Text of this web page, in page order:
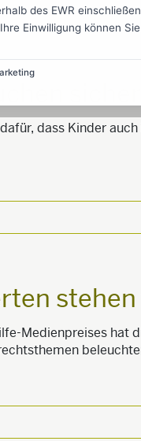
des EWR
Einwilligung können
dass Kinder
Medienpreises hat